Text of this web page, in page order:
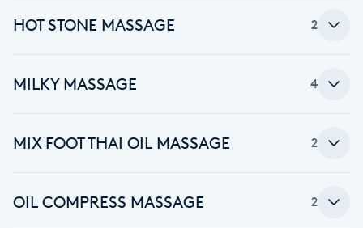
Cryoterapi
D
Diamantslipning
HOT STONE MASSAGE 2
MILKY MASSAGE 4
MIX FOOT THAI OIL MASSAGE 2
OIL COMPRESS MASSAGE 2